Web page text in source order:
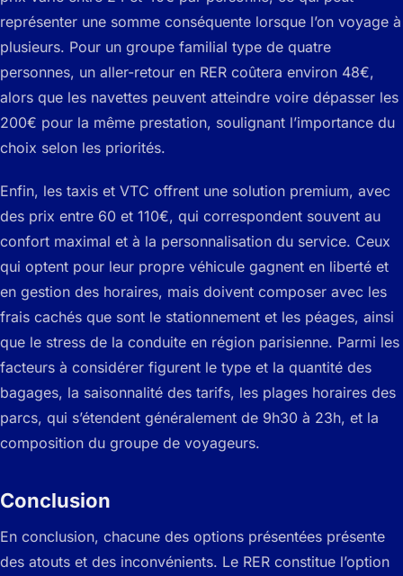
représenter une somme conséquente lorsque l’on voyage à
plusieurs. Pour un groupe familial type de quatre
personnes, un aller-retour en RER coûtera environ 48€,
alors que les navettes peuvent atteindre voire dépasser les
200€ pour la même prestation, soulignant l’importance du
choix selon les priorités.
Enfin, les taxis et VTC offrent une solution premium, avec
des prix entre 60 et 110€, qui correspondent souvent au
confort maximal et à la personnalisation du service. Ceux
qui optent pour leur propre véhicule gagnent en liberté et
en gestion des horaires, mais doivent composer avec les
frais cachés que sont le stationnement et les péages, ainsi
que le stress de la conduite en région parisienne. Parmi les
facteurs à considérer figurent le type et la quantité des
bagages, la saisonnalité des tarifs, les plages horaires des
parcs, qui s’étendent généralement de 9h30 à 23h, et la
composition du groupe de voyageurs.
Conclusion
En conclusion, chacune des options présentées présente
des atouts et des inconvénients. Le RER constitue l’option